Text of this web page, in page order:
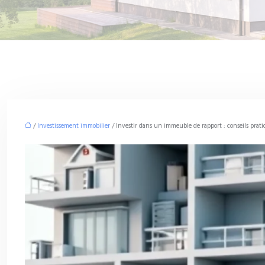
/Investissement immobilier/ Investir dans un immeuble de rapport : conseils